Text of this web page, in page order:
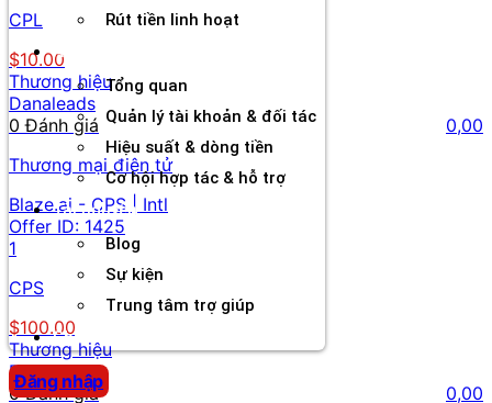
Rút tiền linh hoạt
Agency
Tổng quan
Quản lý tài khoản & đối tác
Hiệu suất & dòng tiền
Cơ hội hợp tác & hỗ trợ
Tài nguyên
Blog
Sự kiện
Trung tâm trợ giúp
Chương Trình Creator
Đăng nhập
CPL
$10.00
Thương hiệu
Danaleads
0 Đánh giá
0,00
Thương mại điện tử
Blaze.ai - CPS | Intl
Offer ID: 1425
1
CPS
$100.00
Thương hiệu
Danaleads
0 Đánh giá
0,00